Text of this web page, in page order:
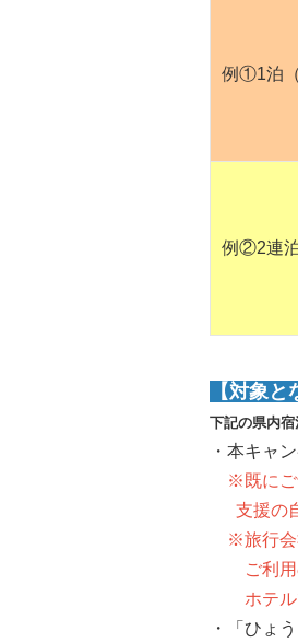
例①1泊
例②2連
【対象と
下記の県内宿
・本キャ
※既にご
支援の自
※旅行会
ご利用の
ホテルで
・「ひょ